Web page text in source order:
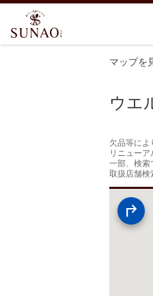
マップを
ウエ
欠品等に
リニュー
一部、検索
取扱店舗検